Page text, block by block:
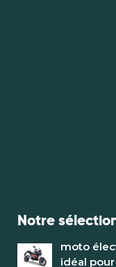
Notre
moto
idéal